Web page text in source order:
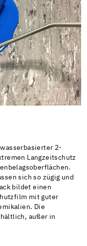
2-
Langzeitschutz
sich so zügig und
bildet einen
mit guter
Die
außer in